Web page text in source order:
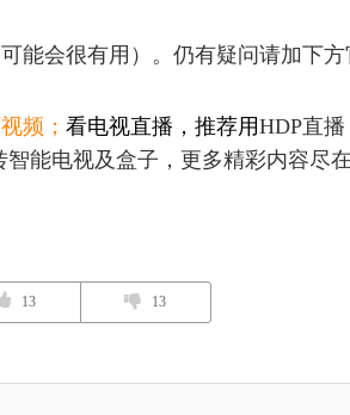
能会很有用）。仍有疑问请加下方
频 ； 看电视直播，推荐用HDP直播
智能电视及盒子，更多精彩内容尽在
13 13